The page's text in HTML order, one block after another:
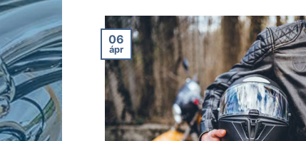
06
ápr